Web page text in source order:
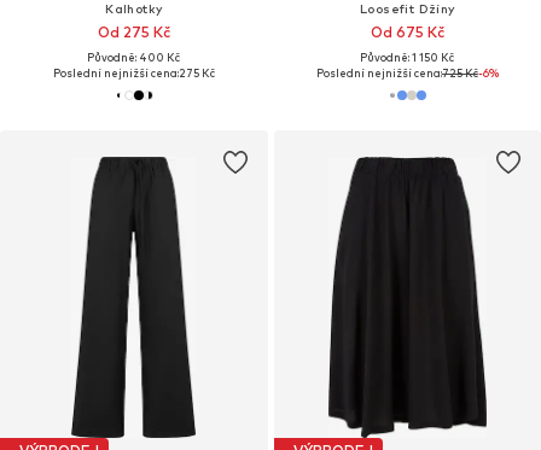
Kalhotky
Od 275 Kč
Původně: 400 Kč
Poslední nejnižší cena:275 Kč
Loosefit Džíny
Od 675 Kč
Původně: 1 150 Kč
Poslední nejnižší cena:725 Kč-6%